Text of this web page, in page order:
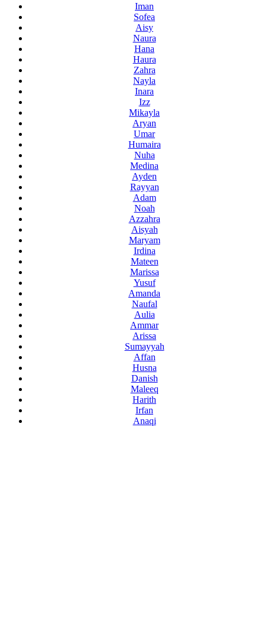
Iman
Sofea
Aisy
Naura
Hana
Haura
Zahra
Nayla
Inara
Izz
Mikayla
Aryan
Umar
Humaira
Nuha
Medina
Ayden
Rayyan
Adam
Noah
Azzahra
Aisyah
Maryam
Irdina
Mateen
Marissa
Yusuf
Amanda
Naufal
Aulia
Ammar
Arissa
Sumayyah
Affan
Husna
Danish
Maleeq
Harith
Irfan
Anaqi